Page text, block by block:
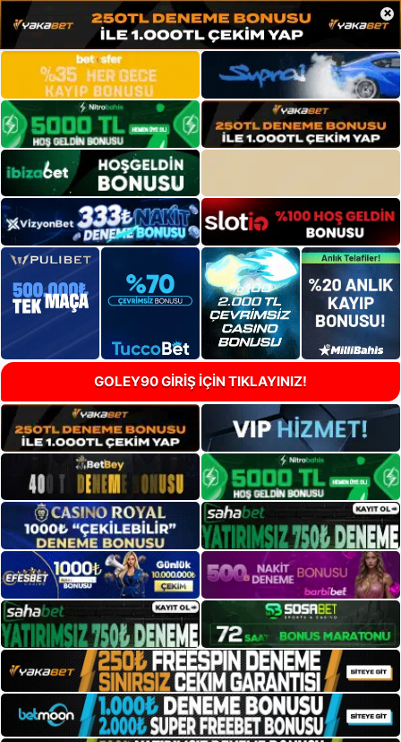
×
GOLEY90 GİRİŞ İÇİN TIKLAYINIZ!